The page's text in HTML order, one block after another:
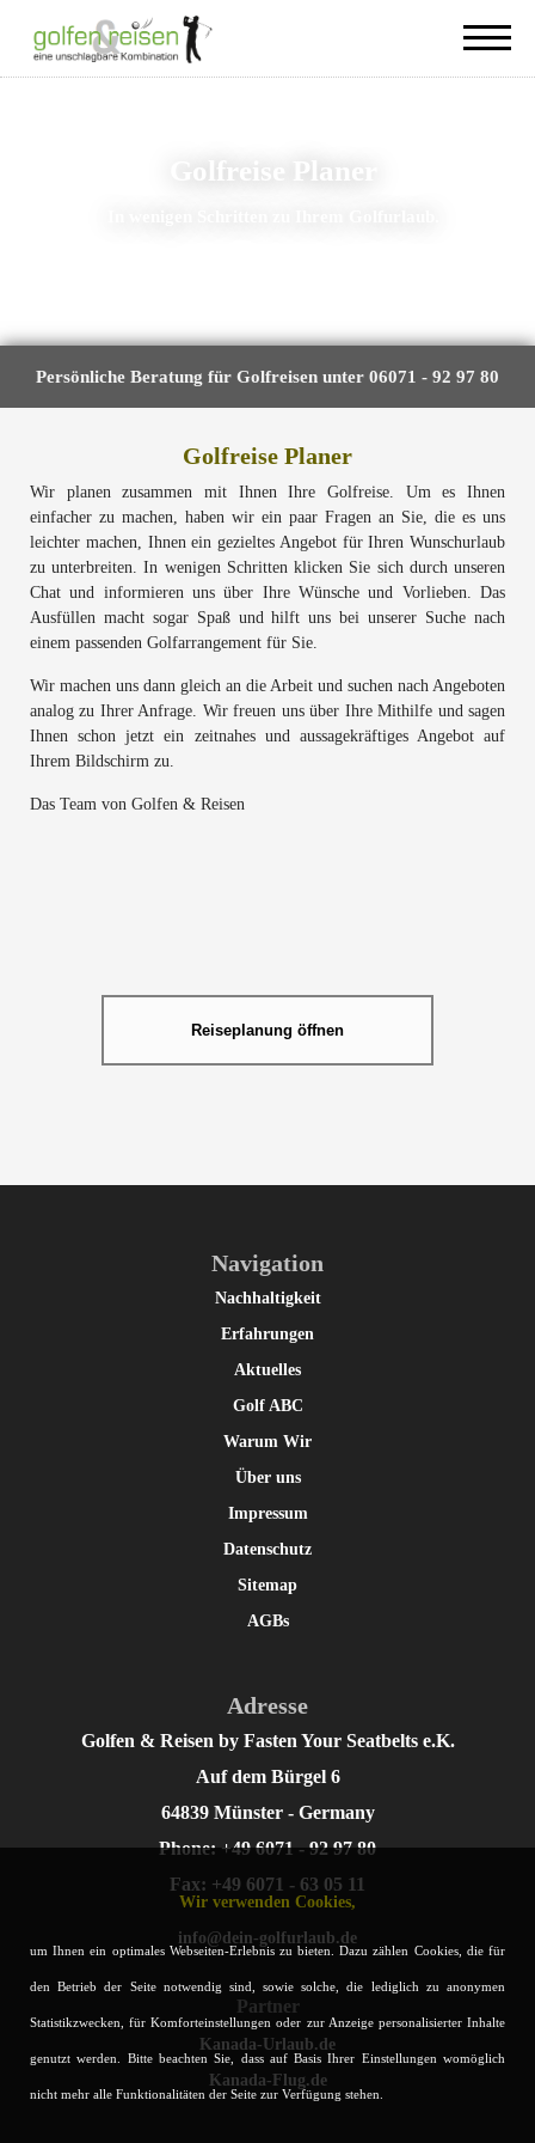
Golfreise Planer
Persönliche Beratung für Golfreisen unter 06071 - 92 97 80
Golfreise Planer
Wir planen zusammen mit Ihnen Ihre Golfreise. Um es Ihnen
einfacher zu machen, haben wir ein paar Fragen an Sie, die es uns
leichter machen, Ihnen ein gezieltes Angebot für Ihren Wunschurlaub
zu unterbreiten. In wenigen Schritten klicken Sie sich durch unseren
Chat und informieren uns über Ihre Wünsche und Vorlieben. Das
Ausfüllen macht sogar Spaß und hilft uns bei unserer Suche nach
einem passenden Golfarrangement für Sie.
Wir machen uns dann gleich an die Arbeit und suchen nach Angeboten
analog zu Ihrer Anfrage. Wir freuen uns über Ihre Mithilfe und sagen
Ihnen schon jetzt ein zeitnahes und aussagekräftiges Angebot auf
Ihrem Bildschirm zu.
Das Team von Golfen & Reisen
Reiseplanung öffnen
Navigation
Nachhaltigkeit
Erfahrungen
Aktuelles
Golf ABC
Warum Wir
Über uns
Impressum
Datenschutz
Sitemap
AGBs
Adresse
Golfen & Reisen by Fasten Your Seatbelts e.K.
Auf dem Bürgel 6
64839 Münster - Germany
Phone: +49 6071 - 92 97 80
Fax: +49 6071 - 63 05 11
info@dein-golfurlaub.de
Partner
Kanada-Urlaub.de
Kanada-Flug.de
Wir verwenden Cookies,
um Ihnen ein optimales Webseiten-Erlebnis zu bieten. Dazu zählen Cookies, die für
den Betrieb der Seite notwendig sind, sowie solche, die lediglich zu anonymen
Statistikzwecken, für Komforteinstellungen oder zur Anzeige personalisierter Inhalte
genutzt werden. Bitte beachten Sie, dass auf Basis Ihrer Einstellungen womöglich
nicht mehr alle Funktionalitäten der Seite zur Verfügung stehen.